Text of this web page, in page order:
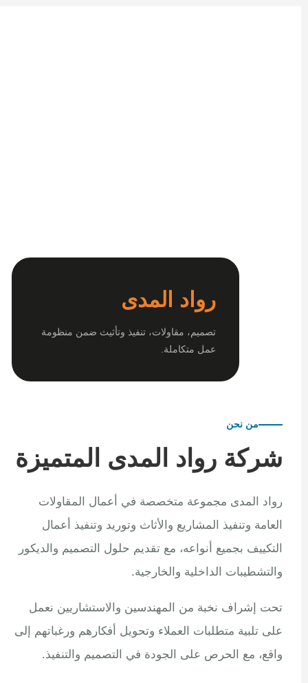
رواد المدى
تصميم، مقاولات، تنفيذ وتأثيث ضمن منظومة
عمل متكاملة.
من نحن
شركة رواد المدى المتميزة
رواد المدى مجموعة متخصصة في أعمال المقاولات
العامة وتنفيذ المشاريع والأثاث وتوريد وتنفيذ أعمال
التكييف بجميع أنواعه، مع تقديم حلول التصميم والديكور
والتشطيبات الداخلية والخارجية.
تحت إشراف نخبة من المهندسين والاستشاريين نعمل
على تلبية متطلبات العملاء وتحويل أفكارهم ورغباتهم إلى
واقع، مع الحرص على الجودة في التصميم والتنفيذ.